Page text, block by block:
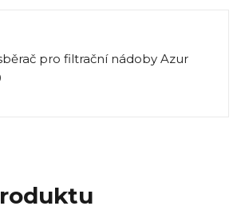
pro filtrační nádoby Azur